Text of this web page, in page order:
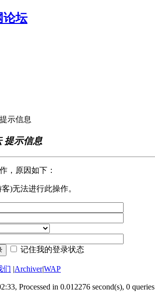
示信息
提示信息
，原因如下：
)无法进行此操作。
记住我的登录状态
们 |Archiver|WAP
Processed in 0.012276 second(s), 0 queries